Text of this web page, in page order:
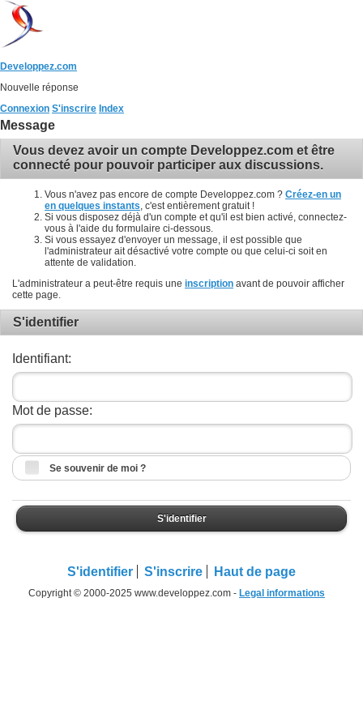
Developpez.com
Nouvelle réponse
Connexion S'inscrire Index
Message
Vous devez avoir un compte Developpez.com et être
connecté pour pouvoir participer aux discussions.
Vous n'avez pas encore de compte Developpez.com ? Créez-en un
en quelques instants , c'est entièrement gratuit !
Si vous disposez déjà d'un compte et qu'il est bien activé, connectez-
vous à l'aide du formulaire ci-dessous.
Si vous essayez d'envoyer un message, il est possible que
l'administrateur ait désactivé votre compte ou que celui-ci soit en
attente de validation.
L'administrateur a peut-être requis une inscription avant de pouvoir afficher
cette page.
S'identifier
Identifiant:
Mot de passe:
Se souvenir de moi ?
S'identifier
S'identifier S'inscrire Haut de page
Copyright © 2000-2025 www.developpez.com - Legal informations